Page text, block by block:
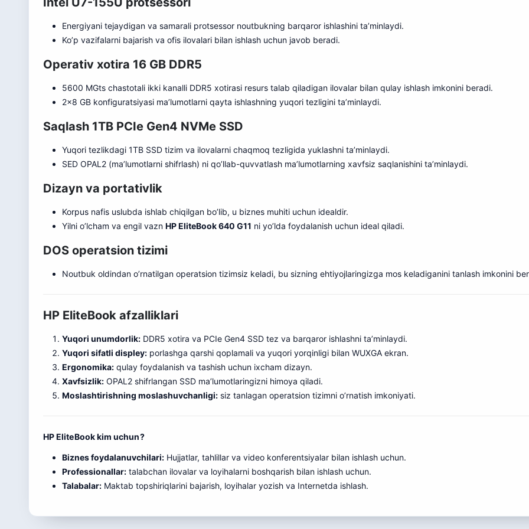
Energiyani tejaydigan va samarali protsessor noutbukning barqaror ishlashini ta’minlaydi.
Ko’p vazifalarni bajarish va ofis ilovalari bilan ishlash uchun javob beradi.
Operativ xotira 16 GB DDR5
5600 MGts chastotali ikki kanalli DDR5 xotirasi resurs talab qiladigan ilovalar bilan qulay ishlash imkonini beradi.
2×8 GB konfiguratsiyasi ma’lumotlarni qayta ishlashning yuqori tezligini ta’minlaydi.
Saqlash 1TB PCIe Gen4 NVMe SSD
Yuqori tezlikdagi 1TB SSD tizim va ilovalarni chaqmoq tezligida yuklashni ta’minlaydi.
SED OPAL2 (ma’lumotlarni shifrlash) ni qo’llab-quvvatlash ma’lumotlarning xavfsiz saqlanishini ta’minlaydi.
Dizayn va portativlik
Korpus nafis uslubda ishlab chiqilgan bo’lib, u biznes muhiti uchun idealdir.
Yilni o’lcham va engil vazn HP EliteBook 640 G11 ni yo’lda foydalanish uchun ideal qiladi.
DOS operatsion tizimi
Noutbuk oldindan o’rnatilgan operatsion tizimsiz keladi, bu sizning ehtiyojlaringizga mos keladiganini tanlash imkonini
HP EliteBook afzalliklari
Yuqori unumdorlik: DDR5 xotira va PCIe Gen4 SSD tez va barqaror ishlashni ta’minlaydi.
Yuqori sifatli displey: porlashga qarshi qoplamali va yuqori yorqinligi bilan WUXGA ekran.
Ergonomika: qulay foydalanish va tashish uchun ixcham dizayn.
Xavfsizlik: OPAL2 shifrlangan SSD ma’lumotlaringizni himoya qiladi.
Moslashtirishning moslashuvchanligi: siz tanlagan operatsion tizimni o’rnatish imkoniyati.
HP EliteBook kim uchun?
Biznes foydalanuvchilari: Hujjatlar, tahlillar va video konferentsiyalar bilan ishlash uchun.
Professionallar: talabchan ilovalar va loyihalarni boshqarish bilan ishlash uchun.
Talabalar: Maktab topshiriqlarini bajarish, loyihalar yozish va Internetda ishlash.